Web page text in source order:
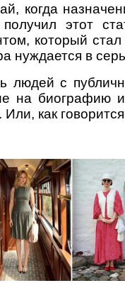
когда
этот
который
нуждается в
людей с
на биографию
как